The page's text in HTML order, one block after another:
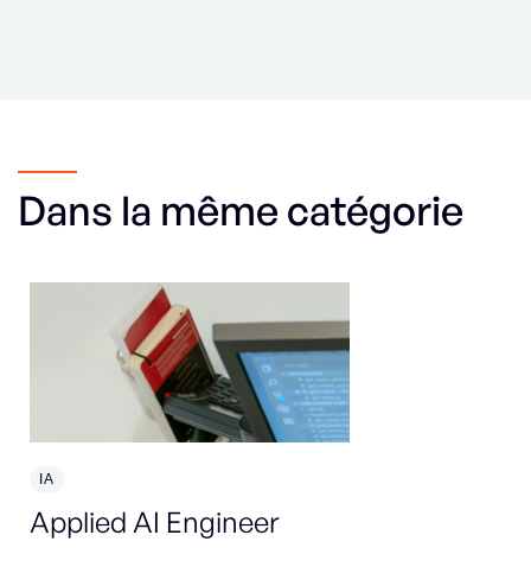
Dans la même catégorie
IA
Applied AI Engineer